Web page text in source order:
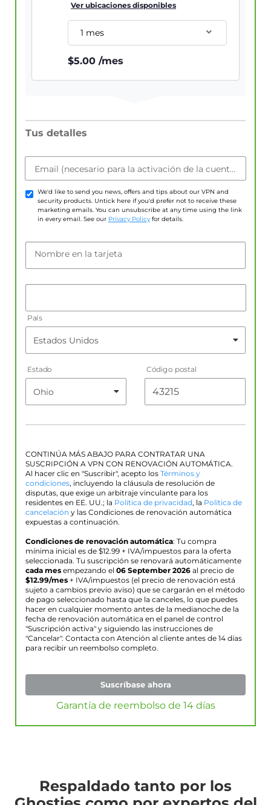
Ver ubicaciones disponibles
1 mes
$5.00 /mes
Tus detalles
Email (necesario para la activación de la cuenta)
We'd like to send you news, offers and tips about our VPN and
security products. Untick here if you'd prefer not to receive these
marketing emails. You can unsubscribe at any time using the link
in every email. See our Privacy Policy for details.
Nombre en la tarjeta
País
Estado Código postal
CONTINÚA MÁS ABAJO PARA CONTRATAR UNA
SUSCRIPCIÓN A VPN CON RENOVACIÓN AUTOMÁTICA.
Al hacer clic en "Suscribir", acepto los Términos y
condiciones, incluyendo la cláusula de resolución de
disputas, que exige un arbitraje vinculante para los
residentes en EE. UU.; la Política de privacidad, la Política de
cancelación y las Condiciones de renovación automática
expuestas a continuación.
Condiciones de renovación automática: Tu compra
mínima inicial es de $12.99 + IVA/impuestos para la oferta
seleccionada. Tu suscripción se renovará automáticamente
cada mes empezando el 06 September 2026 al precio de
$12.99/mes + IVA/impuestos (el precio de renovación está
sujeto a cambios previo aviso) que se cargarán en el método
de pago seleccionado hasta que la canceles, lo que puedes
hacer en cualquier momento antes de la medianoche de la
fecha de renovación automática en el panel de control
"Suscripción activa" y siguiendo las instrucciones de
"Cancelar". Contacta con Atención al cliente antes de 14 días
para recibir un reembolso completo.
Suscríbase ahora
Garantía de reembolso de 14 días
Respaldado tanto por los